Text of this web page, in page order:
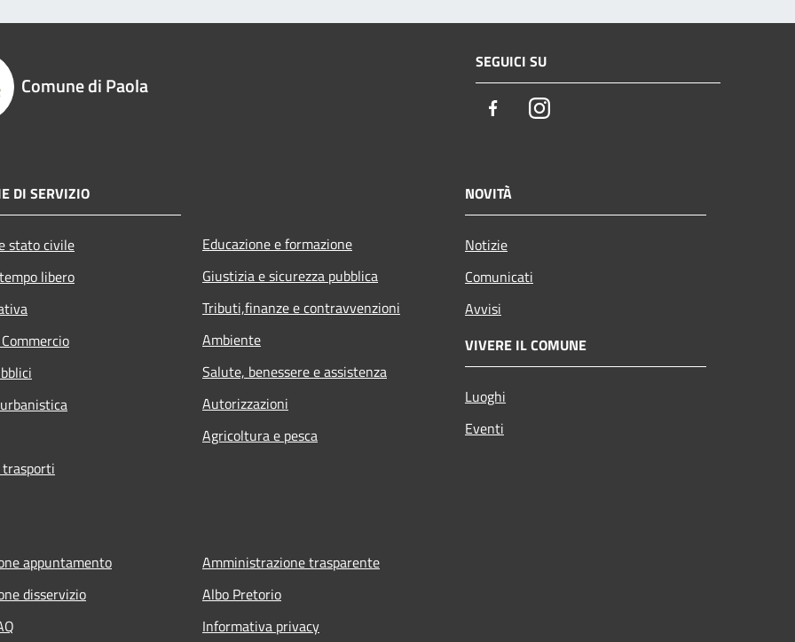
Comune di Paola
SEGUICI SU
FacebookInstagram
DI SERVIZIO
stato civile
libero
Educazione e formazione
Giustizia e sicurezza pubblica
Tributi,finanze e contravvenzioni
Ambiente
Salute, benessere e assistenza
Autorizzazioni
Agricoltura e pesca
NOVITÀ
Notizie
Comunicati
Avvisi
VIVERE IL COMUNE
Luoghi
Eventi
appuntamento
disservizio
Amministrazione trasparente
Albo Pretorio
Informativa privacy